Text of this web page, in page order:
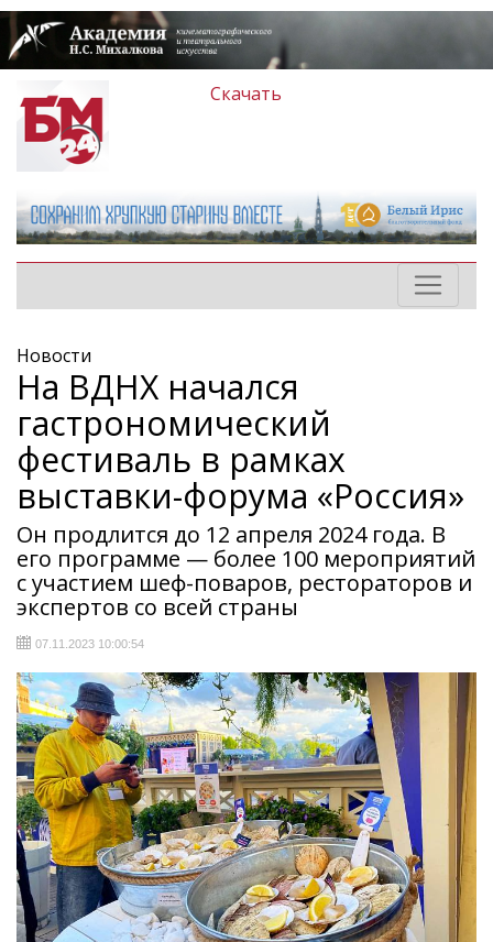
Скачать
Новости
На ВДНХ начался
гастрономический
фестиваль в рамках
выставки-форума «Россия»
Он продлится до 12 апреля 2024 года. В
его программе — более 100 мероприятий
с участием шеф-поваров, рестораторов и
экспертов со всей страны
07.11.2023 10:00:54